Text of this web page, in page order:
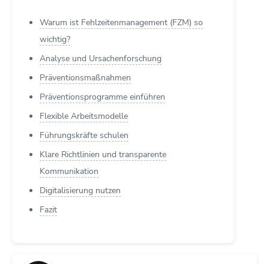
Warum ist Fehlzeitenmanagement (FZM) so
wichtig?
Analyse und Ursachenforschung
Präventionsmaßnahmen
Präventionsprogramme einführen
Flexible Arbeitsmodelle
Führungskräfte schulen
Klare Richtlinien und transparente
Kommunikation
Digitalisierung nutzen
Fazit